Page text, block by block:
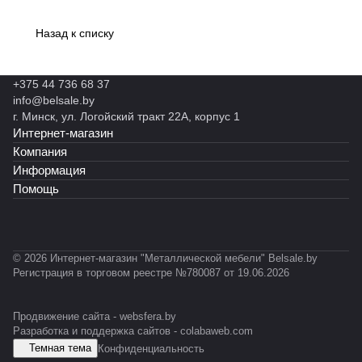
Т
ES
D
7
2
1
1
2
Назад к списку
+375 44 736 68 37
info@belsale.by
г. Минск, ул. Логойский тракт 22А, корпус 1
Интернет-магазин
Компания
Информация
Помощь
© 2026 Интернет-магазин "Металлической мебели" Belsale.by
Регистрация в торговом реестре №780087 от 19.06.2026
Продвижение сайта - websfera.by
Разработка и поддержка сайтов - colabaweb.com
Темная тема Конфиденциальность